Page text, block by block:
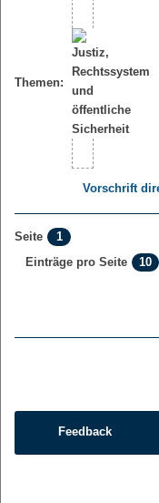
Themen:
Vorschrift
Seite
1
Einträge pro Seite
10
Feedback